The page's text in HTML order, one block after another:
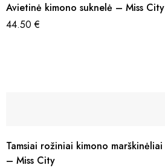
Avietinė kimono suknelė – Miss City
44.50€
Tamsiai rožiniai kimono marškinėliai
– Miss City